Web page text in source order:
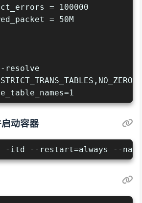
= 100000
= 50M
resolve
动容器
-itd --restart=always --